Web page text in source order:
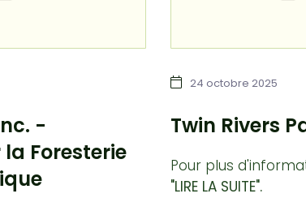
-
Foresterie
24 octobre 2025
Twin Rivers
Pour plus
"LIRE LA SUITE".